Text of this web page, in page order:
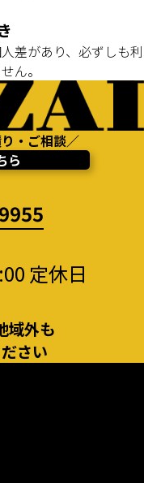
差があり、必ずしも利
ん。
・ご相談／
ら
定休日
域外も
さい